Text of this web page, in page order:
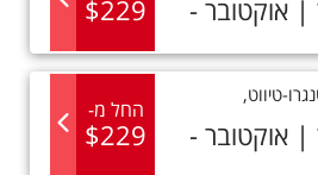
| אוקטובר - $229
טיווט,
| אוקטובר -
החל מ-
$229